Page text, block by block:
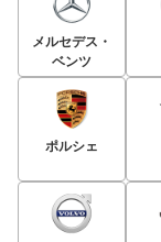
メルセデス・
ベンツ
ポルシェ